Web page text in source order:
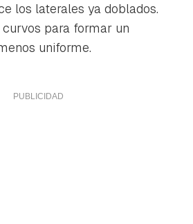
los laterales ya doblados.
para formar un
uniforme.